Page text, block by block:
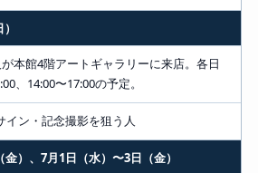
本館4階アートギャラリーに来店。各日
、14:00〜17:00の予定。
イン・記念撮影を狙う人
）、7月1日（水）〜3日（金）